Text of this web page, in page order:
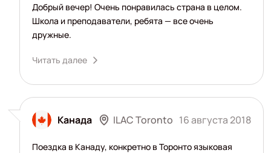
Добрый вечер! Очень понравилась страна в целом.
Школа и преподаватели, ребята — все очень
дружные.
Читать далее
Канада ILAC Toronto 16 августа 2018
Поездка в Канаду, конкретно в Торонто языковая